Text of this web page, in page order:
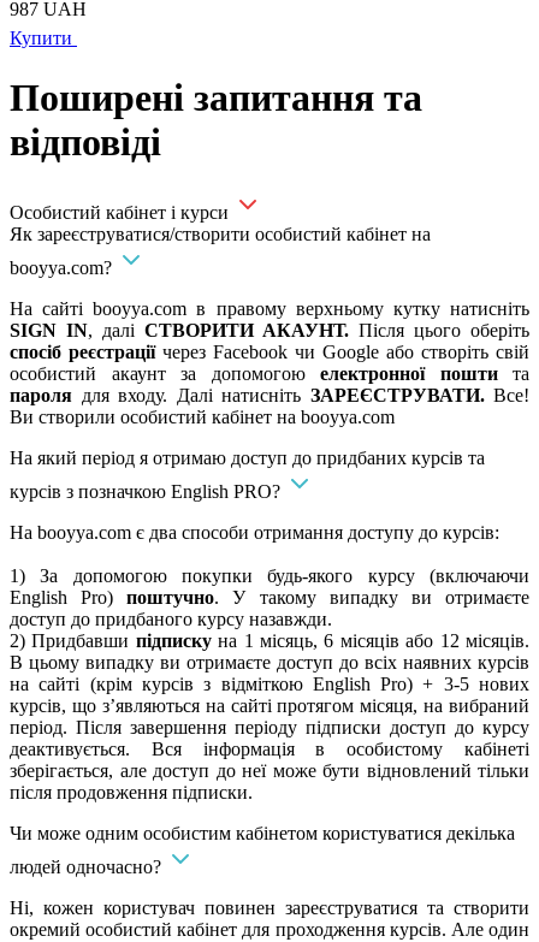
987 UAH
Купити
Поширені запитання та
відповіді
Особистий кабінет і курси
Як зареєструватися/створити особистий кабінет на
booyya.com?
На сайті booyya.com в правому верхньому кутку натисніть
SIGN IN, далі СТВОРИТИ АКАУНТ.Після цього оберіть
спосіб реєстраціїчерез Facebook чи Google або створіть свій
особистий акаунт за допомогоюелектронної поштита
пароля для входу. Далі натисніть ЗАРЕЄСТРУВАТИ. Все!
Ви створили особистий кабінет на booyya.com
На який період я отримаю доступ до придбаних курсів та
курсів з позначкою English PRO?
На booyya.com є два способи отримання доступу до курсів:
1) За допомогою покупки будь-якого курсу (включаючи
English Pro)поштучно. У такому випадку ви отримаєте
доступ до придбаного курсу назавжди.
2) Придбавши підпискуна 1 місяць, 6 місяців або 12 місяців.
В цьому випадку ви отримаєте доступ до всіх наявних курсів
на сайті (крім курсів з відміткою English Pro) + 3-5 нових
курсів, що з’являються на сайті протягом місяця, на вибраний
період. Після завершення періоду підписки доступ до курсу
деактивується. Вся інформація в особистому кабінеті
зберігається, але доступ до неї може бути відновлений тільки
після продовження підписки.
Чи може одним особистим кабінетом користуватися декілька
людей одночасно?
Ні, кожен користувач повинен зареєструватися та створити
окремий особистий кабінет для проходження курсів. Але один